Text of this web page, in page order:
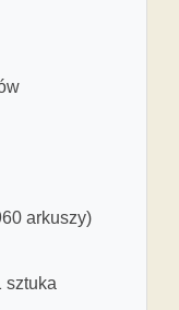
arkuszy)
sztuka